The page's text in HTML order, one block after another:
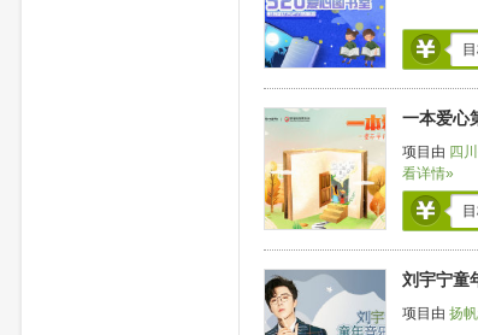
一本爱心
项目由 四
看详情»
刘宇宁童
项目由 扬